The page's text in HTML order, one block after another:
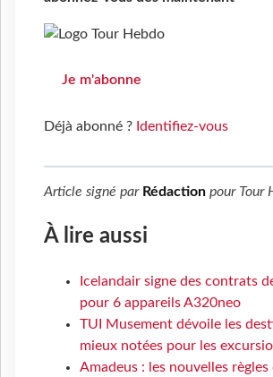
Je m'abonne
Déjà abonné ? Identifiez-vous
Article signé par Rédaction pour Tour
À lire aussi
Icelandair signe des contrats
pour 6 appareils A320neo
TUI Musement dévoile les
mieux notées pour les
Amadeus : les nouvelles règles